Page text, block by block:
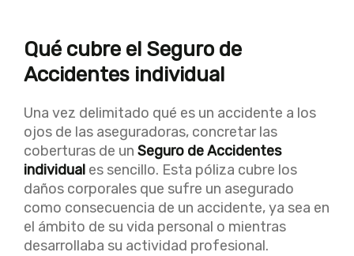
Qué cubre el Seguro de
Accidentes individual
Una vez delimitado qué es un accidente a los
ojos de las aseguradoras, concretar las
coberturas de un Seguro de Accidentes
individual es sencillo. Esta póliza cubre los
daños corporales que sufre un asegurado
como consecuencia de un accidente, ya sea en
el ámbito de su vida personal o mientras
desarrollaba su actividad profesional.